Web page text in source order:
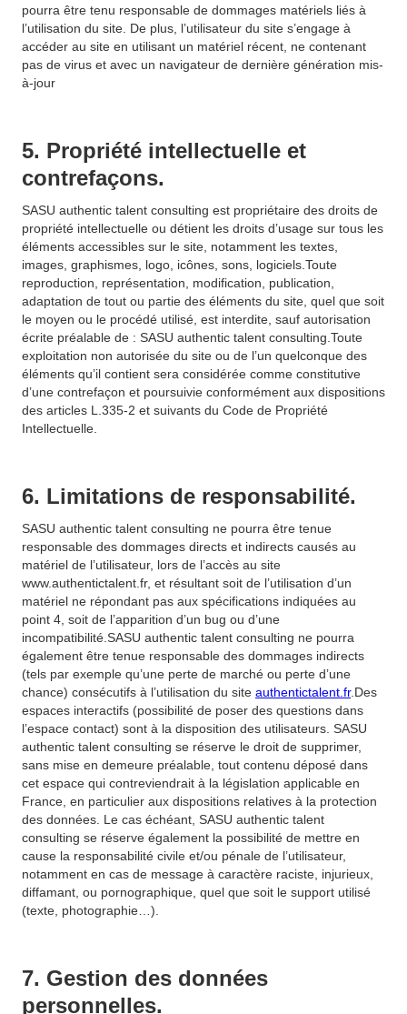
pourra être tenu responsable de dommages matériels liés à
l’utilisation du site. De plus, l’utilisateur du site s’engage à
accéder au site en utilisant un matériel récent, ne contenant
pas de virus et avec un navigateur de dernière génération mis-
à-jour
5. Propriété intellectuelle et
contrefaçons.
SASU authentic talent consulting est propriétaire des droits de
propriété intellectuelle ou détient les droits d’usage sur tous les
éléments accessibles sur le site, notamment les textes,
images, graphismes, logo, icônes, sons, logiciels.Toute
reproduction, représentation, modification, publication,
adaptation de tout ou partie des éléments du site, quel que soit
le moyen ou le procédé utilisé, est interdite, sauf autorisation
écrite préalable de : SASU authentic talent consulting.Toute
exploitation non autorisée du site ou de l’un quelconque des
éléments qu’il contient sera considérée comme constitutive
d’une contrefaçon et poursuivie conformément aux dispositions
des articles L.335-2 et suivants du Code de Propriété
Intellectuelle.
6. Limitations de responsabilité.
SASU authentic talent consulting ne pourra être tenue
responsable des dommages directs et indirects causés au
matériel de l’utilisateur, lors de l’accès au site
www.authentictalent.fr, et résultant soit de l’utilisation d’un
matériel ne répondant pas aux spécifications indiquées au
point 4, soit de l’apparition d’un bug ou d’une
incompatibilité.SASU authentic talent consulting ne pourra
également être tenue responsable des dommages indirects
(tels par exemple qu’une perte de marché ou perte d’une
chance) consécutifs à l’utilisation du site authentictalent.fr.Des
espaces interactifs (possibilité de poser des questions dans
l’espace contact) sont à la disposition des utilisateurs. SASU
authentic talent consulting se réserve le droit de supprimer,
sans mise en demeure préalable, tout contenu déposé dans
cet espace qui contreviendrait à la législation applicable en
France, en particulier aux dispositions relatives à la protection
des données. Le cas échéant, SASU authentic talent
consulting se réserve également la possibilité de mettre en
cause la responsabilité civile et/ou pénale de l’utilisateur,
notamment en cas de message à caractère raciste, injurieux,
diffamant, ou pornographique, quel que soit le support utilisé
(texte, photographie…).
7. Gestion des données
personnelles.